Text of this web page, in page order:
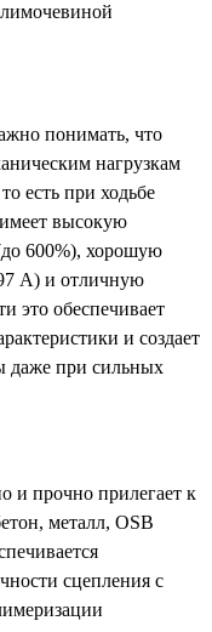
понимать, что
нагрузкам
есть при ходьбе
высокую
600%), хорошую
А) и отличную
это обеспечивает
и создает
даже при сильных
и прочно прилегает к
металл, OSB
сцепления с